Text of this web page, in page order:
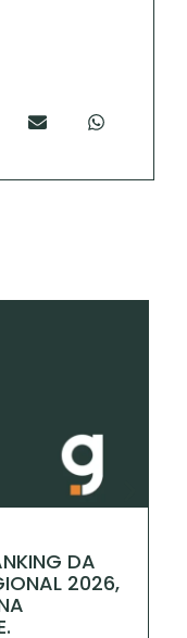
DA
2026,